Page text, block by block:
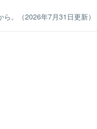
。（2026年7月31日更新）